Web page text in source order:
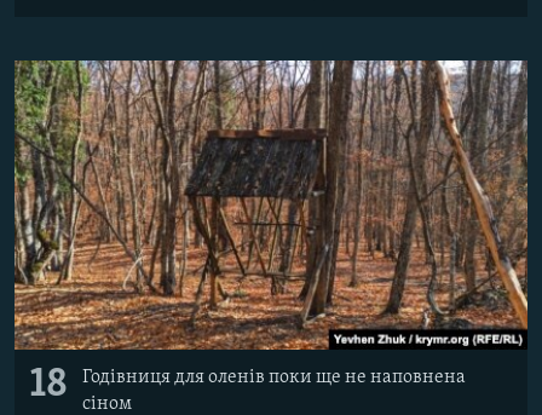
18
Годівниця для оленів поки ще не наповнена
сіном